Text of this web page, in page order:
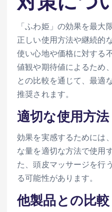
「ふわ姫」の効果を最大
正しい使用方法や継続的
使い心地や価格に対する
値観や期待値によるため
との比較を通じて、最適
推奨されます。
適切な使用方法
効果を実感するためには
な量を適切な方法で使用
た、頭皮マッサージを行
る可能性があります。
他製品との比較